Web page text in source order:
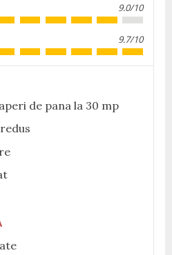
9.0/10
9.7/10
de pana la 30 mp